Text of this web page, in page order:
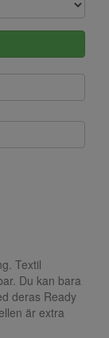
Textil
Du kan bara
deras Ready
är extra